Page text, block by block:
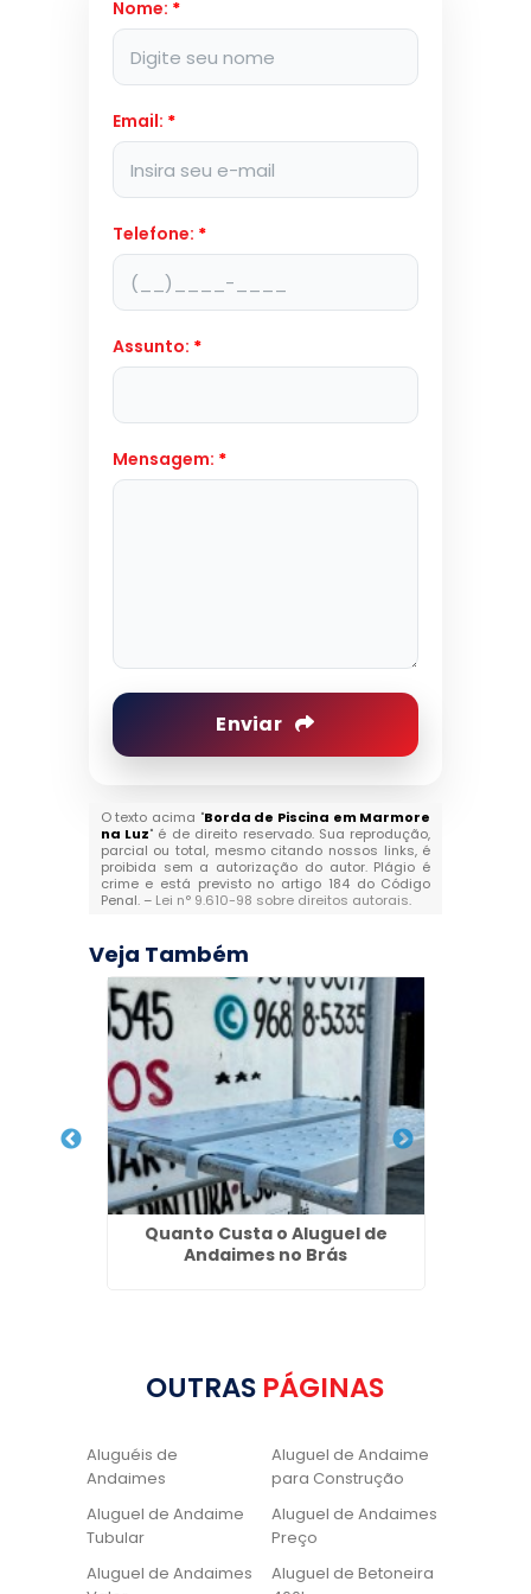
Nome: *
Email: *
Telefone: *
Assunto: *
Mensagem: *
Enviar
O texto acima "Borda de Piscina em Marmore
na Luz" é de direito reservado. Sua reprodução,
parcial ou total, mesmo citando nossos links, é
proibida sem a autorização do autor. Plágio é
crime e está previsto no artigo 184 do Código
Penal. – Lei n° 9.610-98 sobre direitos autorais.
Veja Também
Quanto Custa o Aluguel de
Andaimes no Brás
OUTRAS PÁGINAS
Aluguéis de
Andaimes
Aluguel de Andaime
para Construção
Aluguel de Andaime
Tubular
Aluguel de Andaimes
Preço
Aluguel de Andaimes
Aluguel de Betoneira